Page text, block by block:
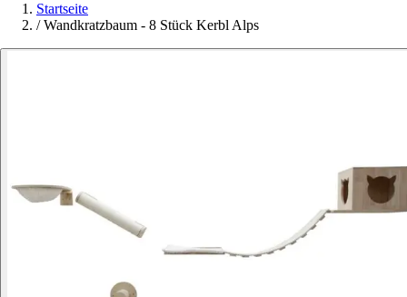
Startseite
/ Wandkratzbaum - 8 Stück Kerbl Alps